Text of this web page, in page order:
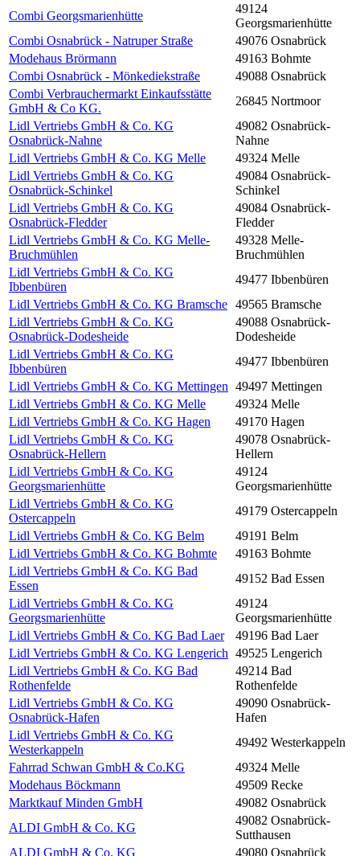
Combi Georgsmarienhütte
49124
Georgsmarienhütte
Combi Osnabrück - Natruper Straße
49076 Osnabrück
Modehaus Brörmann
49163 Bohmte
Combi Osnabrück - Mönkediekstraße
49088 Osnabrück
Combi Verbrauchermarkt Einkaufsstätte
GmbH & Co KG.
26845 Nortmoor
Lidl Vertriebs GmbH & Co. KG
Osnabrück-Nahne
49082 Osnabrück-
Nahne
Lidl Vertriebs GmbH & Co. KG Melle
49324 Melle
Lidl Vertriebs GmbH & Co. KG
Osnabrück-Schinkel
49084 Osnabrück-
Schinkel
Lidl Vertriebs GmbH & Co. KG
Osnabrück-Fledder
49084 Osnabrück-
Fledder
Lidl Vertriebs GmbH & Co. KG Melle-
Bruchmühlen
49328 Melle-
Bruchmühlen
Lidl Vertriebs GmbH & Co. KG
Ibbenbüren
49477 Ibbenbüren
Lidl Vertriebs GmbH & Co. KG Bramsche 49565 Bramsche
Lidl Vertriebs GmbH & Co. KG
Osnabrück-Dodesheide
49088 Osnabrück-
Dodesheide
Lidl Vertriebs GmbH & Co. KG
Ibbenbüren
49477 Ibbenbüren
Lidl Vertriebs GmbH & Co. KG Mettingen 49497 Mettingen
Lidl Vertriebs GmbH & Co. KG Melle
49324 Melle
Lidl Vertriebs GmbH & Co. KG Hagen
49170 Hagen
Lidl Vertriebs GmbH & Co. KG
Osnabrück-Hellern
49078 Osnabrück-
Hellern
Lidl Vertriebs GmbH & Co. KG
Georgsmarienhütte
49124
Georgsmarienhütte
Lidl Vertriebs GmbH & Co. KG
Ostercappeln
49179 Ostercappeln
Lidl Vertriebs GmbH & Co. KG Belm
49191 Belm
Lidl Vertriebs GmbH & Co. KG Bohmte
49163 Bohmte
Lidl Vertriebs GmbH & Co. KG Bad
Essen
49152 Bad Essen
Lidl Vertriebs GmbH & Co. KG
Georgsmarienhütte
49124
Georgsmarienhütte
Lidl Vertriebs GmbH & Co. KG Bad Laer
49196 Bad Laer
Lidl Vertriebs GmbH & Co. KG Lengerich 49525 Lengerich
Lidl Vertriebs GmbH & Co. KG Bad
Rothenfelde
49214 Bad
Rothenfelde
Lidl Vertriebs GmbH & Co. KG
Osnabrück-Hafen
49090 Osnabrück-
Hafen
Lidl Vertriebs GmbH & Co. KG
Westerkappeln
49492 Westerkappeln
Fahrrad Schwan GmbH & Co.KG
49324 Melle
Modehaus Böckmann
49509 Recke
Marktkauf Minden GmbH
49082 Osnabrück
ALDI GmbH & Co. KG
49082 Osnabrück-
Sutthausen
ALDI GmbH & Co. KG
49080 Osnabrück